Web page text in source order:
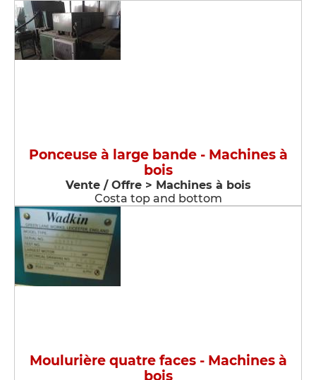
Ponceuse à large bande - Machines à
bois
Vente / Offre > Machines à bois
Costa top and bottom
Moulurière quatre faces - Machines à
bois